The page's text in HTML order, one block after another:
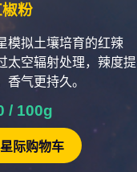
粉
模拟土壤培育的红辣
太空辐射处理，辣度提
香气更持久。
/ 100g
际购物车